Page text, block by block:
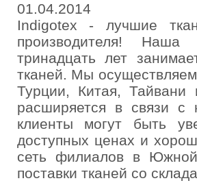
01.04.2014
Indigotex - лучшие
производителя! Наша
тринадцать лет
тканей. Мы
Турции, Китая, Тайвани
расширяется в связи с
клиенты могут быть
доступных ценах и
сеть филиалов в
поставки тканей со